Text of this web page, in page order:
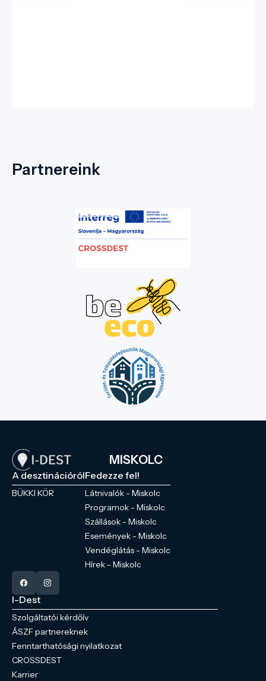
Partnereink
MISKOLC
A desztinációról
BÜKKI KÖR
Fedezze fel!
Látnivalók - Miskolc
Programok - Miskolc
Szállások - Miskolc
Események - Miskolc
Vendéglátás - Miskolc
Hírek - Miskolc
I-Dest
Szolgáltatói kérdőív
ÁSZF partnereknek
Fenntarthatósági nyilatkozat
CROSSDEST
Karrier